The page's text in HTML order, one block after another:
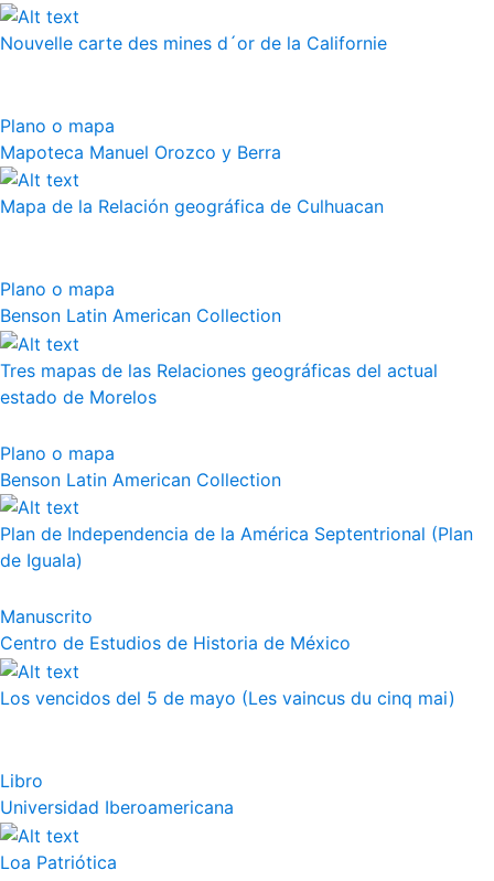
Nouvelle carte des mines d´or de la Californie
Plano o mapa
Mapoteca Manuel Orozco y Berra
Mapa de la Relación geográfica de Culhuacan
Plano o mapa
Benson Latin American Collection
Tres mapas de las Relaciones geográficas del actual
estado de Morelos
Plano o mapa
Benson Latin American Collection
Plan de Independencia de la América Septentrional (Plan
de Iguala)
Manuscrito
Centro de Estudios de Historia de México
Los vencidos del 5 de mayo (Les vaincus du cinq mai)
Libro
Universidad Iberoamericana
Loa Patriótica